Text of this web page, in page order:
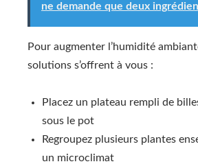
ne demande que deux
Pour augmenter l’humidité
solutions s’offrent à vous :
Placez un plateau rempli de
sous le pot
Regroupez plusieurs plantes
un microclimat